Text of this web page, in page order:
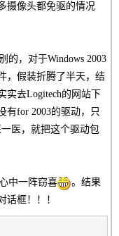
摄像头都免驱的情况
，对于Windows 2003
，假装折腾了半天，结
实去Logitech的网站下
有for 2003的驱动，只
医，就把这个驱动包
中一阵窃喜
。结果
话框！！！